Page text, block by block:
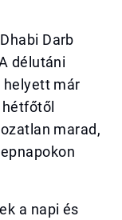
Darb
délutáni
helyett már
marad,
a napi és